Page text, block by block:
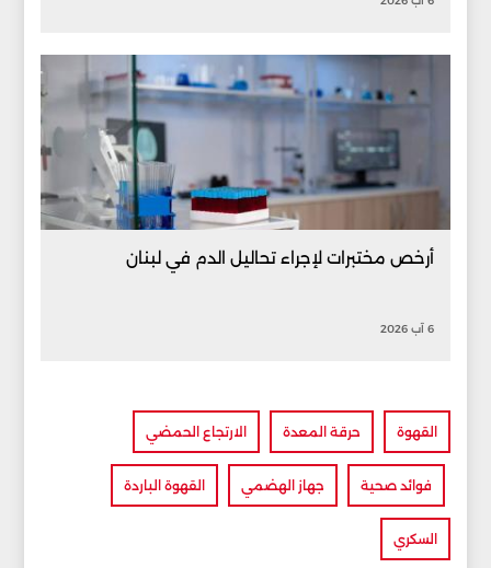
أرخص مختبرات لإجراء تحاليل الدم في لبنان
6 آب 2026
القهوة حرقة المعدة الارتجاع الحمضي
فوائد صحية جهاز الهضمي القهوة الباردة
السكري